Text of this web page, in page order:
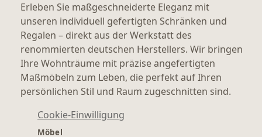
Erleben Sie maßgeschneiderte Eleganz mit
unseren individuell gefertigten Schränken und
Regalen – direkt aus der Werkstatt des
renommierten deutschen Herstellers. Wir bringen
Ihre Wohnträume mit präzise angefertigten
Maßmöbeln zum Leben, die perfekt auf Ihren
persönlichen Stil und Raum zugeschnitten sind.
Cookie-Einwilligung
Möbel